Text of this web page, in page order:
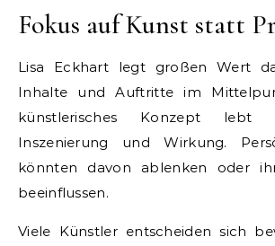
Fokus auf Kunst statt
Lisa Eckhart legt großen Wert
Inhalte und Auftritte im
künstlerisches Konzept lebt
Inszenierung und Wirkung.
könnten davon ablenken oder
beeinflussen.
Viele Künstler entscheiden sich